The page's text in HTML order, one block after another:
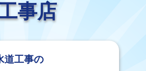
事店
道工事の